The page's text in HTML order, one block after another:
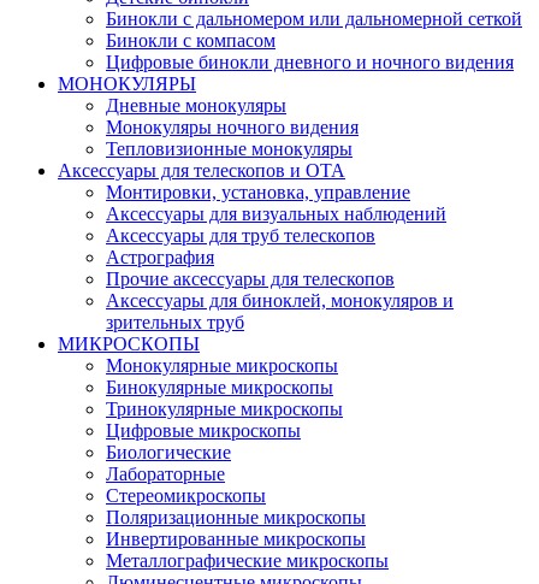
Бинокли с дальномером или дальномерной сеткой
Бинокли с компасом
Цифровые бинокли дневного и ночного видения
МОНОКУЛЯРЫ
Дневные монокуляры
Монокуляры ночного видения
Тепловизионные монокуляры
Аксессуары для телескопов и ОТА
Монтировки, установка, управление
Аксессуары для визуальных наблюдений
Аксессуары для труб телескопов
Астрография
Прочие аксессуары для телескопов
Аксессуары для биноклей, монокуляров и
зрительных труб
МИКРОСКОПЫ
Монокулярные микроскопы
Бинокулярные микроскопы
Тринокулярные микроскопы
Цифровые микроскопы
Биологические
Лабораторные
Стереомикроскопы
Поляризационные микроскопы
Инвертированные микроскопы
Металлографические микроскопы